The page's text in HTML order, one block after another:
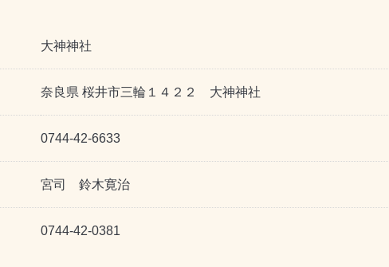
大神神社
奈良県 桜井市三輪１４２２ 大神神社
0744-42-6633
宮司 鈴木寛治
0744-42-0381